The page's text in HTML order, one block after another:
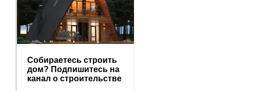
Собираетесь строить
дом? Подпишитесь на
канал о строительстве